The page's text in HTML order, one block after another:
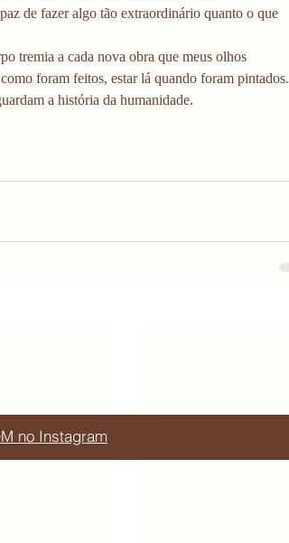
de fazer algo tão extraordinário quanto o que
tremia a cada nova obra que meus olhos
foram feitos, estar lá quando foram pintados.
a história da humanidade.
no Instagram